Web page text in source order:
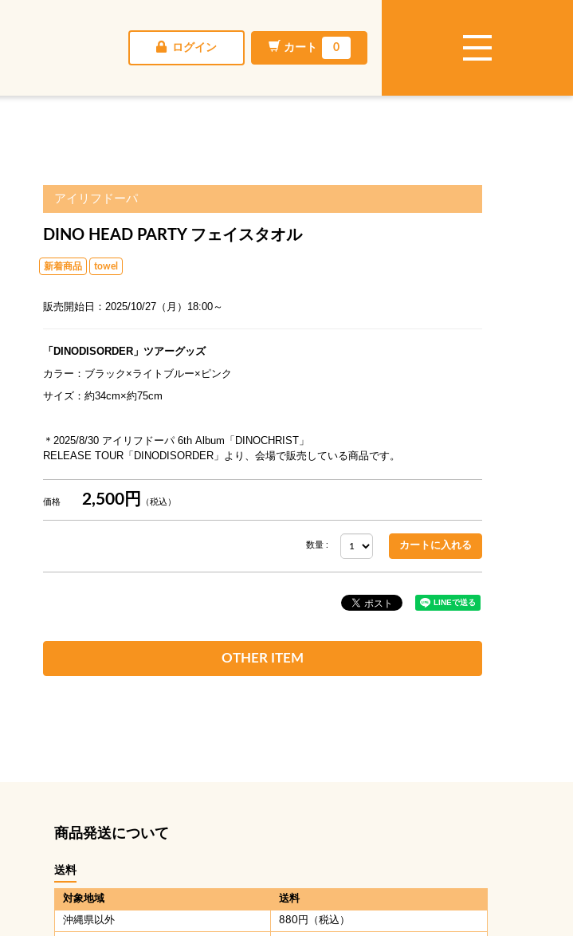
ログイン カート 0
アイリフドーパ
DINO HEAD PARTY フェイスタオル
新着商品 towel
販売開始日：2025/10/27（月）18:00～
「DINODISORDER」ツアーグッズ
カラー：ブラック×ライトブルー×ピンク
サイズ：約34cm×約75cm
＊2025/8/30 アイリフドーパ 6th Album「DINOCHRIST」
RELEASE TOUR「DINODISORDER」より、会場で販売している商品です。
価格 2,500円 （税込）
数量 :
OTHER ITEM
商品発送について
送料
対象地域 送料
沖縄県以外 880円（税込）